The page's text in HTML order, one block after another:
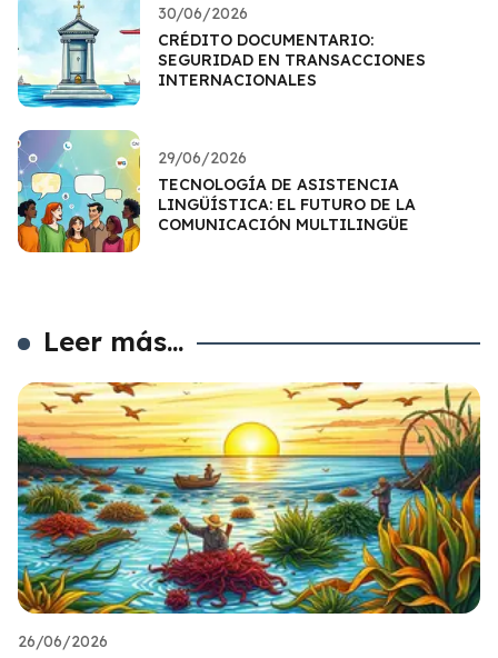
30/06/2026
CRÉDITO DOCUMENTARIO:
SEGURIDAD EN TRANSACCIONES
INTERNACIONALES
29/06/2026
TECNOLOGÍA DE ASISTENCIA
LINGÜÍSTICA: EL FUTURO DE LA
COMUNICACIÓN MULTILINGÜE
Leer más...
26/06/2026